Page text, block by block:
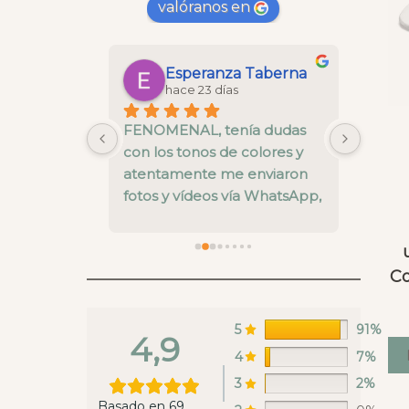
valóranos en
Esperanza Taberna
hace 23 días
FENOMENAL, tenía dudas
con los tonos de colores y
atentamente me enviaron
fotos y vídeos vía WhatsApp,
calidad muy buena
fallo
en
ya
hacer
lunes
4,9 5
91%
4
7%
3
2%